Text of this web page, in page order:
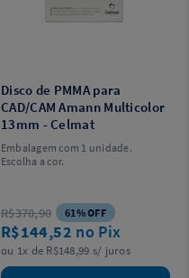
Disco de PMMA para
CAD/CAM Amann Multicolor
13mm - Celmat
Embalagem com 1 unidade.
Escolha a cor.
R$370,90 61% OFF
R$144,52 no Pix
ou 1x de R$148,99 s/ juros